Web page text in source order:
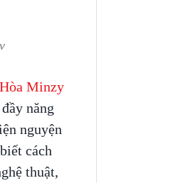
Hòa Minzy
năng
nguyện
cách
thuật,